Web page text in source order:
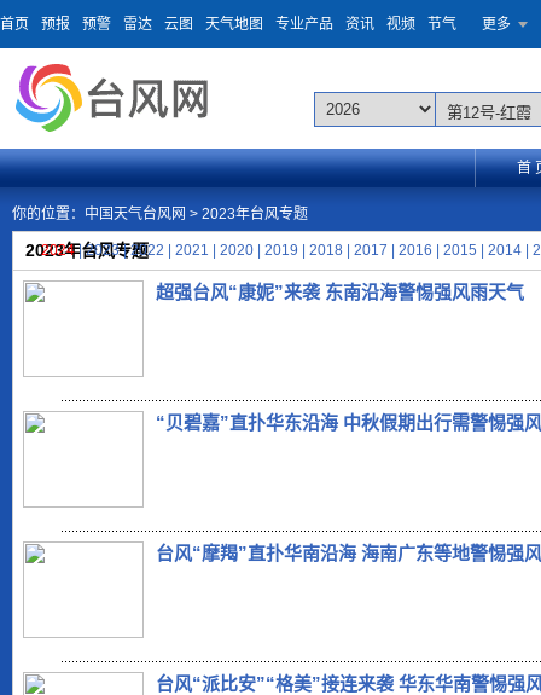
首页 预报 预警 雷达 云图 天气地图 专业产品 资讯 视频 节气 更多
首
你的位置： 中国天气台风网 > 2023年台风专题
2023年台风专题
2024|2023|2022 2021 2020 2019 2018 2017 2016 2015 2014
超强台风“康妮”来袭 东南沿海警惕强风雨天气
“贝碧嘉”直扑华东沿海 中秋假期出行需警惕强
台风“摩羯”直扑华南沿海 海南广东等地警惕强
台风“派比安”“格美”接连来袭 华东华南警惕强